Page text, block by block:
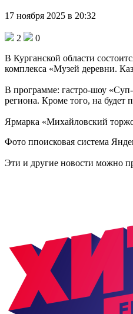
17 ноября 2025 в 20:32
2
0
В Курганской области
комплекса «Музей деревни.
В программе: гастро‑шоу
региона. Кроме того, на будет
Ярмарка «Михайловский
Фото ппоисковая система
Эти и другие новости можно